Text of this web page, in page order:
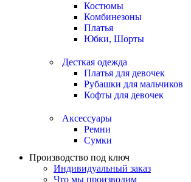
Костюмы
Комбинезоны
Платья
Юбки, Шорты
Десткая одежда
Платья для девочек
Рубашки для мальчиков
Кофты для девочек
Аксессуары
Ремни
Сумки
Производство под ключ
Индивидуальный заказ
Что мы производим